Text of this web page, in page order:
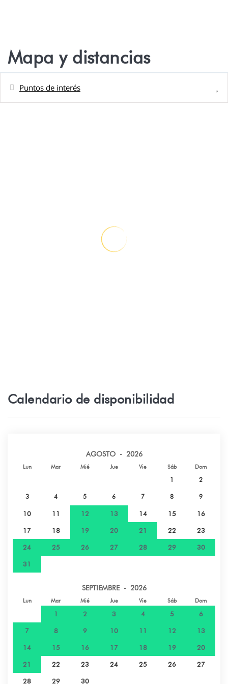
Mapa y distancias
Puntos de interés
Supermercado - Auchan Tamanu
Supermercado - U Express Week-end
Restaurante - Blue Banana 7,3 km
Restaurante - Le Crépuscule 7,7 km
Supermercado - Marina Express 24h 8,4 km
Restaurante - La Casa Bianca
Restaurante - Le Captain Bligh 9 km
Parque natural - Grottes de Maraa 11,3 km
Calendario de disponibilidad
AGOSTO - 2026
Lun Mar Mié Jue Vie Sáb Dom
1 2
3 4 5 6 7 8 9
10 11 12 13 14 15 16
17 18 19 20 21 22 23
24 25 26 27 28 29 30
31
SEPTIEMBRE - 2026
Lun Mar Mié Jue Vie Sáb Dom
1 2 3 4 5 6
7 8 9 10 11 12 13
14 15 16 17 18 19 20
21 22 23 24 25 26 27
28 29 30